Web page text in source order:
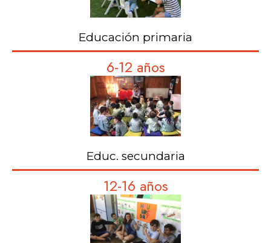
Educación primaria
6-12 años
Educ. secundaria
12-16 años